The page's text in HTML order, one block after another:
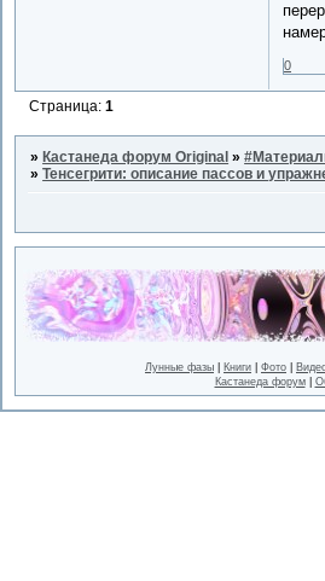
0
Страница:1
»Кастанеда форум Original »
»Тенсегрити: описание пассов и
Лунные фазы Книги Фото
Кастанеда форум|